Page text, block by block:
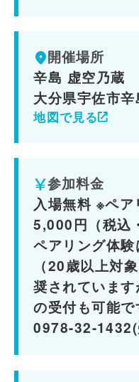
開催場所
辛島 虚空乃蔵
大分県宇佐市
地図で見る
参加料金
入場無料 ※ペア
5,000円（税込
ペアリング体
（20歳以上対
奨されていま
の受付も可能で
0978-32-